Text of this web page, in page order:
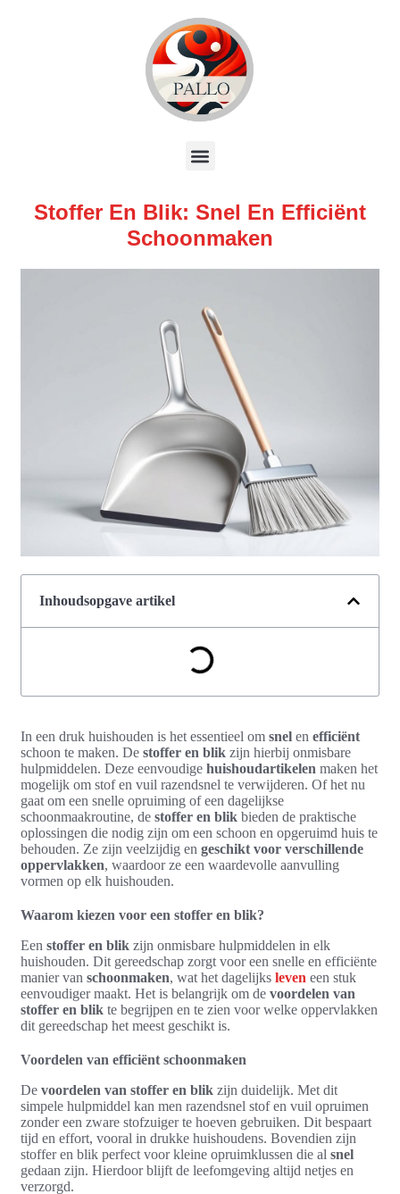
Stoffer En Blik: Snel En Efficiënt
Schoonmaken
Inhoudsopgave artikel
In een druk huishouden is het essentieel om snel en efficiënt
schoon te maken. De stoffer en blik zijn hierbij onmisbare
hulpmiddelen. Deze eenvoudige huishoudartikelen maken het
mogelijk om stof en vuil razendsnel te verwijderen. Of het nu
gaat om een snelle opruiming of een dagelijkse
schoonmaakroutine, de stoffer en blik bieden de praktische
oplossingen die nodig zijn om een schoon en opgeruimd huis te
behouden. Ze zijn veelzijdig en geschikt voor verschillende
oppervlakken, waardoor ze een waardevolle aanvulling
vormen op elk huishouden.
Waarom kiezen voor een stoffer en blik?
Een stoffer en blik zijn onmisbare hulpmiddelen in elk
huishouden. Dit gereedschap zorgt voor een snelle en efficiënte
manier van schoonmaken, wat het dagelijks leven een stuk
eenvoudiger maakt. Het is belangrijk om de voordelen van
stoffer en blik te begrijpen en te zien voor welke oppervlakken
dit gereedschap het meest geschikt is.
Voordelen van efficiënt schoonmaken
De voordelen van stoffer en blik zijn duidelijk. Met dit
simpele hulpmiddel kan men razendsnel stof en vuil opruimen
zonder een zware stofzuiger te hoeven gebruiken. Dit bespaart
tijd en effort, vooral in drukke huishoudens. Bovendien zijn
stoffer en blik perfect voor kleine opruimklussen die al snel
gedaan zijn. Hierdoor blijft de leefomgeving altijd netjes en
verzorgd.